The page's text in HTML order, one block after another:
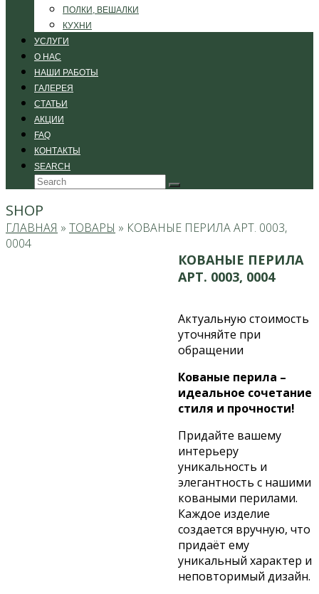
ПОЛКИ, ВЕШАЛКИ
КУХНИ
УСЛУГИ
О НАС
НАШИ РАБОТЫ
ГАЛЕРЕЯ
СТАТЬИ
АКЦИИ
FAQ
КОНТАКТЫ
SEARCH
Search
Submit
SHOP
ГЛАВНАЯ » ТОВАРЫ » КОВАНЫЕ ПЕРИЛА АРТ. 0003,
0004
КОВАНЫЕ ПЕРИЛА
АРТ. 0003, 0004
Актуальную стоимость
уточняйте при
обращении
Кованые перила –
идеальное сочетание
стиля и прочности!
Придайте вашему
интерьеру
уникальность и
элегантность с нашими
коваными перилами.
Каждое изделие
создается вручную, что
придаёт ему
уникальный характер и
неповторимый дизайн.